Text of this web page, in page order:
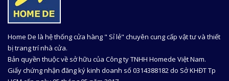
Home De là hệ thống cửa hàng " Sỉ lẻ" chuyên cung cấp vật tư và thiết
bị trang trí nhà cửa.
Bản quyền thuộc về sở hữu của Công ty TNHH Homede Việt Nam.
Giấy chứng nhận đăng ký kinh doanh số 0314388182 do Sở KHĐT Tp